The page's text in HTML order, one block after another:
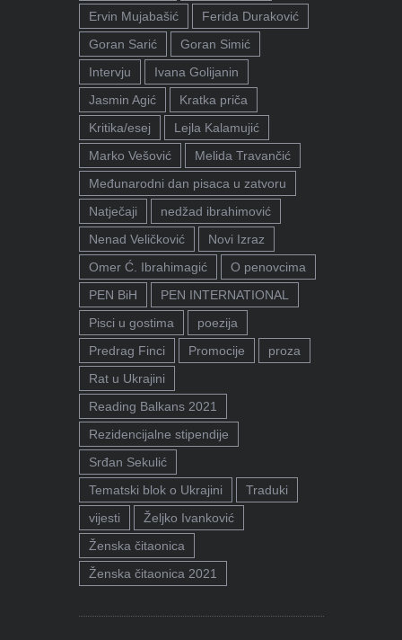
Ervin Mujabašić
Ferida Duraković
Goran Sarić
Goran Simić
Intervju
Ivana Golijanin
Jasmin Agić
Kratka priča
Kritika/esej
Lejla Kalamujić
Marko Vešović
Melida Travančić
Međunarodni dan pisaca u zatvoru
Natječaji
nedžad ibrahimović
Nenad Veličković
Novi Izraz
Omer Ć. Ibrahimagić
O penovcima
PEN BiH
PEN INTERNATIONAL
Pisci u gostima
poezija
Predrag Finci
Promocije
proza
Rat u Ukrajini
Reading Balkans 2021
Rezidencijalne stipendije
Srđan Sekulić
Tematski blok o Ukrajini
Traduki
vijesti
Željko Ivanković
Ženska čitaonica
Ženska čitaonica 2021